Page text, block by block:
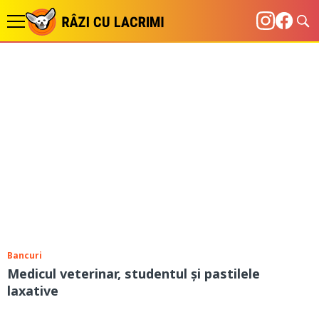
Bancuri
Medicul veterinar, studentul și pastilele
laxative